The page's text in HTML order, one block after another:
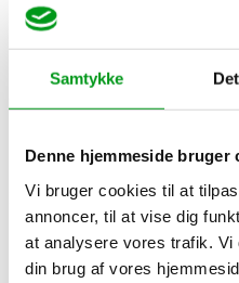
Samtykke
Denne hjemmeside bruger
Vi bruger cookies til at
annoncer, til at vise dig
at analysere vores trafik. Vi
din brug af vores
Ikke deltager i
Udbetaling af
Hvor meget kan
I 2022 kan sygedagpenge højst
120,68 kr. i timen.
Hvornår